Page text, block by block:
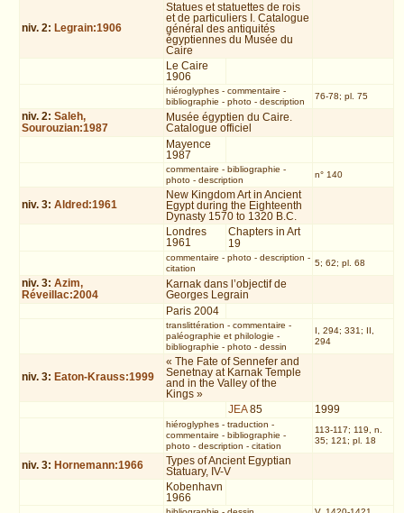
niv. 2: Legrain:1906
Statues et statuettes de rois
et de particuliers I. Catalogue
général des antiquités
égyptiennes du Musée du
Caire
Le Caire
1906
hiéroglyphes- commentaire -
bibliographie - photo- description
76-78; pl. 75
niv. 2:Saleh,
Sourouzian:1987
Musée égyptien du Caire.
Catalogue officiel
Mayence
1987
commentaire - bibliographie -
photo- description
n° 140
niv. 3:Aldred:1961
New Kingdom Art in Ancient
Egypt during the Eighteenth
Dynasty 1570 to 1320 B.C.
Londres
1961
Chapters in Art
19
commentaire - photo- description -
citation
5; 62; pl. 68
niv. 3:Azim,
Réveillac:2004
Karnak dans l’objectif de
Georges Legrain
Paris 2004
translittération - commentaire -
paléographie et philologie -
bibliographie - photo- dessin
I, 294; 331; II,
294
niv. 3: Eaton-Krauss:1999
« The Fate of Sennefer and
Senetnay at Karnak Temple
and in the Valley of the
Kings »
JEA85 1999
hiéroglyphes- traduction -
commentaire - bibliographie -
photo- description - citation
113-117; 119, n.
35; 121; pl. 18
niv. 3: Hornemann:1966
Types of Ancient Egyptian
Statuary, IV-V
Kobenhavn
1966